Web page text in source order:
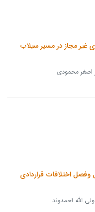
مجاز در مسیر سیلاب
اصغر محمودی
اختلافات قراردادی
الله احمدوند